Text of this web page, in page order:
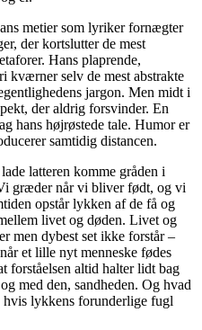
metier som lyriker fornægter
der kortslutter de mest
Hans plaprende,
kværner selv de mest abstrakte
jargon. Men midt i
der aldrig forsvinder. En
hans højrøstede tale. Humor er
samtidig distancen.
latteren komme gråden i
græder når vi bliver født, og vi
opstår lykken af de få og
livet og døden. Livet og
men dybest set ikke forstår –
et lille nyt menneske fødes
forståelsen altid halter lidt bag
med den, sandheden. Og hvad
hvis lykkens forunderlige fugl